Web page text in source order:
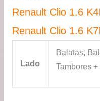
Renault Clio 1.6
Renault Clio 1.6
Lado
Balatas,
Tambores